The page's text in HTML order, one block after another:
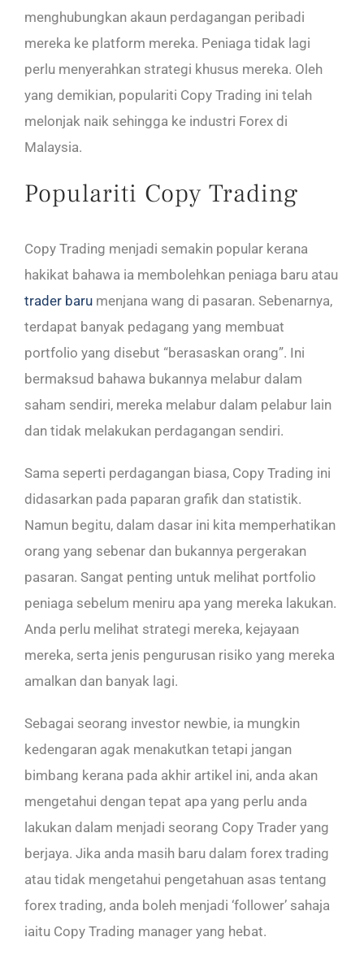
menghubungkan akaun perdagangan peribadi
mereka ke platform mereka. Peniaga tidak lagi
perlu menyerahkan strategi khusus mereka. Oleh
yang demikian, populariti Copy Trading ini telah
melonjak naik sehingga ke industri Forex di
Malaysia.
Populariti Copy Trading
Copy Trading menjadi semakin popular kerana
hakikat bahawa ia membolehkan peniaga baru atau
trader barumenjana wang di pasaran. Sebenarnya,
terdapat banyak pedagang yang membuat
portfolio yang disebut “berasaskan orang”. Ini
bermaksud bahawa bukannya melabur dalam
saham sendiri, mereka melabur dalam pelabur lain
dan tidak melakukan perdagangan sendiri.
Sama seperti perdagangan biasa, Copy Trading ini
didasarkan pada paparan grafik dan statistik.
Namun begitu, dalam dasar ini kita memperhatikan
orang yang sebenar dan bukannya pergerakan
pasaran. Sangat penting untuk melihat portfolio
peniaga sebelum meniru apa yang mereka lakukan.
Anda perlu melihat strategi mereka, kejayaan
mereka, serta jenis pengurusan risiko yang mereka
amalkan dan banyak lagi.
Sebagai seorang investor newbie, ia mungkin
kedengaran agak menakutkan tetapi jangan
bimbang kerana pada akhir artikel ini, anda akan
mengetahui dengan tepat apa yang perlu anda
lakukan dalam menjadi seorang Copy Trader yang
berjaya. Jika anda masih baru dalam forex trading
atau tidak mengetahui pengetahuan asas tentang
forex trading, anda boleh menjadi ‘follower’ sahaja
iaitu Copy Trading manager yang hebat.